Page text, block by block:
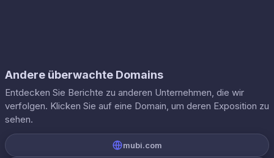
Andere überwachte Domains
Entdecken Sie Berichte zu anderen Unternehmen, die wir
verfolgen. Klicken Sie auf eine Domain, um deren Exposition zu
sehen.
mubi.com